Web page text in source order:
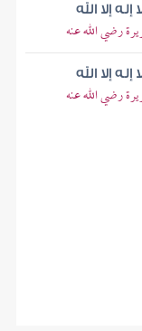
إلا الله
رضي الله عنه
إلا الله
رضي الله عنه